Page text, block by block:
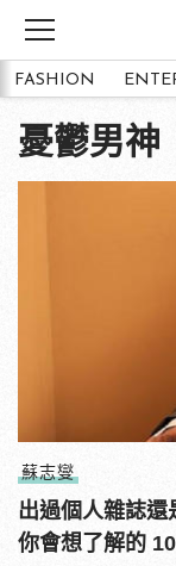
FASHION
憂鬱男神
蘇志燮
出過個人雜誌還
你會想了解的